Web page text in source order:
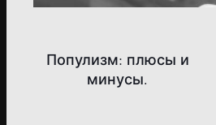
Популизм: плюсы и
минусы.